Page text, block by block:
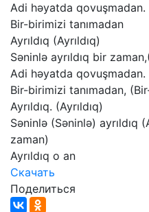
Adi həyatda qovuşmadan.
Bir-birimizi tanımadan
Ayrıldıq (Ayrıldıq)
Səninlə ayrıldıq bir
Adi həyatda qovuşmadan.
Bir-birimizi tanımadan,
Ayrıldıq. (Ayrıldıq)
Səninlə (Səninlə) ayrıldıq
zaman)
Ayrıldıq o an
Скачать
Поделиться